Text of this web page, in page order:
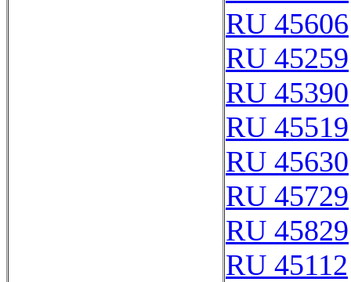
RU 45606
RU 45259
RU 45390
RU 45519
RU 45630
RU 45729
RU 45829
RU 45112